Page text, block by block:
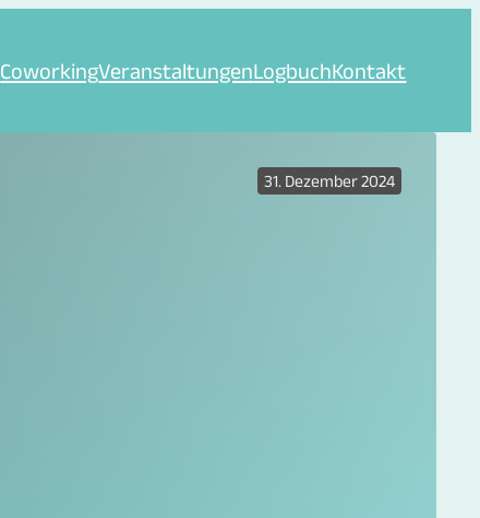
CoworkingVeranstaltungenLogbuchKontakt
31. Dezember 2024